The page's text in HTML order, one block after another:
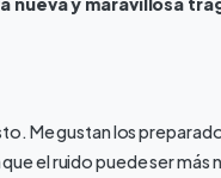
Me gustan los
el ruido puede ser más